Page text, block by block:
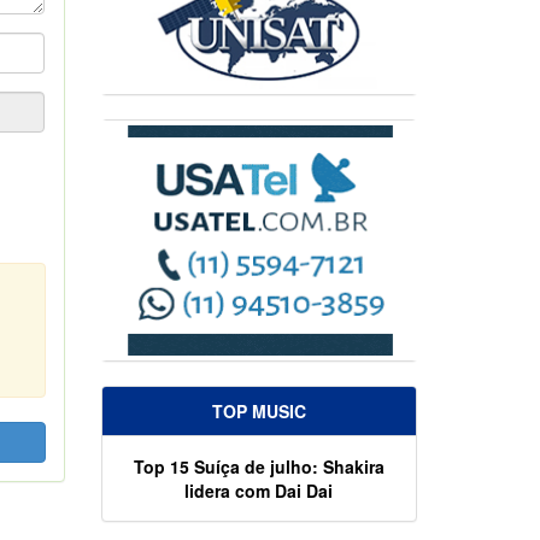
TOP MUSIC
Top 15 Suíça de julho: Shakira
lidera com Dai Dai